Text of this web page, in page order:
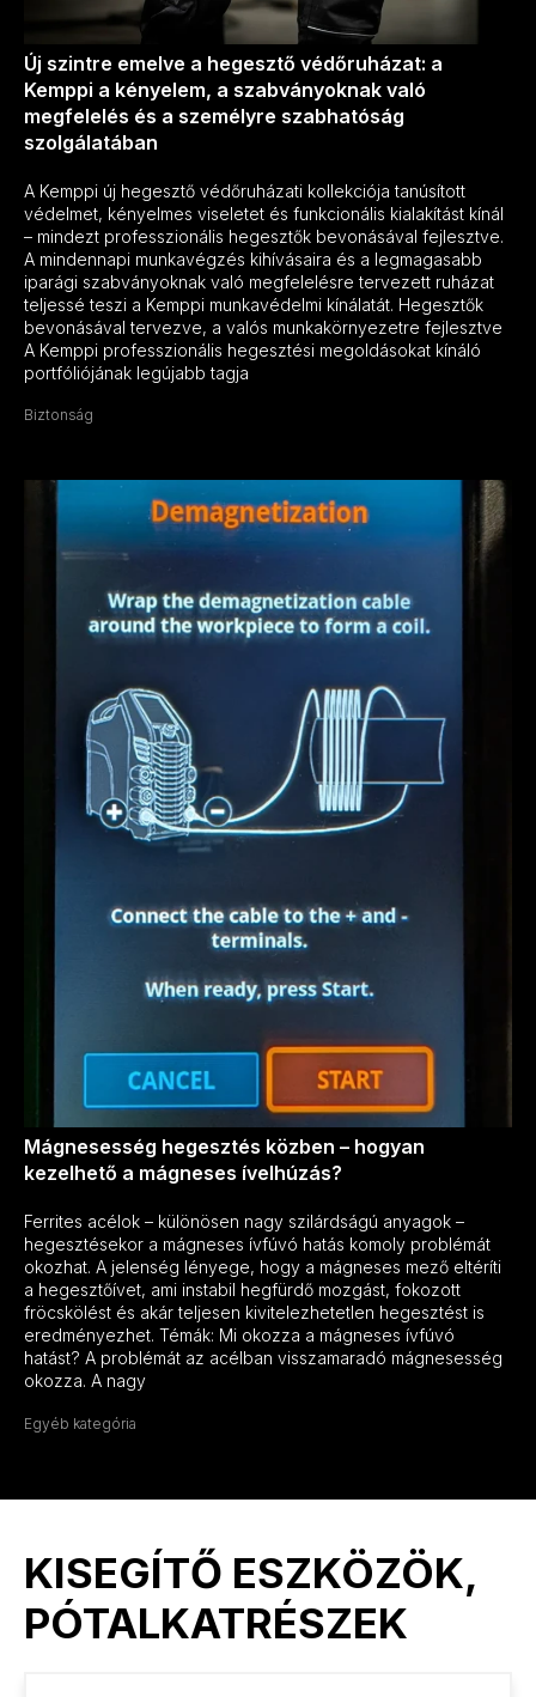
Új szintre emelve a hegesztő védőruházat: a
Kemppi a kényelem, a szabványoknak való
megfelelés és a személyre szabhatóság
szolgálatában
A Kemppi új hegesztő védőruházati kollekciója tanúsított
védelmet, kényelmes viseletet és funkcionális kialakítást kínál
– mindezt professzionális hegesztők bevonásával fejlesztve.
A mindennapi munkavégzés kihívásaira és a legmagasabb
iparági szabványoknak való megfelelésre tervezett ruházat
teljessé teszi a Kemppi munkavédelmi kínálatát. Hegesztők
bevonásával tervezve, a valós munkakörnyezetre fejlesztve
A Kemppi professzionális hegesztési megoldásokat kínáló
portfóliójának legújabb tagja
Biztonság
Mágnesesség hegesztés közben – hogyan
kezelhető a mágneses ívelhúzás?
Ferrites acélok – különösen nagy szilárdságú anyagok –
hegesztésekor a mágneses ívfúvó hatás komoly problémát
okozhat. A jelenség lényege, hogy a mágneses mező eltéríti
a hegesztőívet, ami instabil hegfürdő mozgást, fokozott
fröcskölést és akár teljesen kivitelezhetetlen hegesztést is
eredményezhet. Témák: Mi okozza a mágneses ívfúvó
hatást? A problémát az acélban visszamaradó mágnesesség
okozza. A nagy
Egyéb kategória
KISEGÍTŐ ESZKÖZÖK,
PÓTALKATRÉSZEK